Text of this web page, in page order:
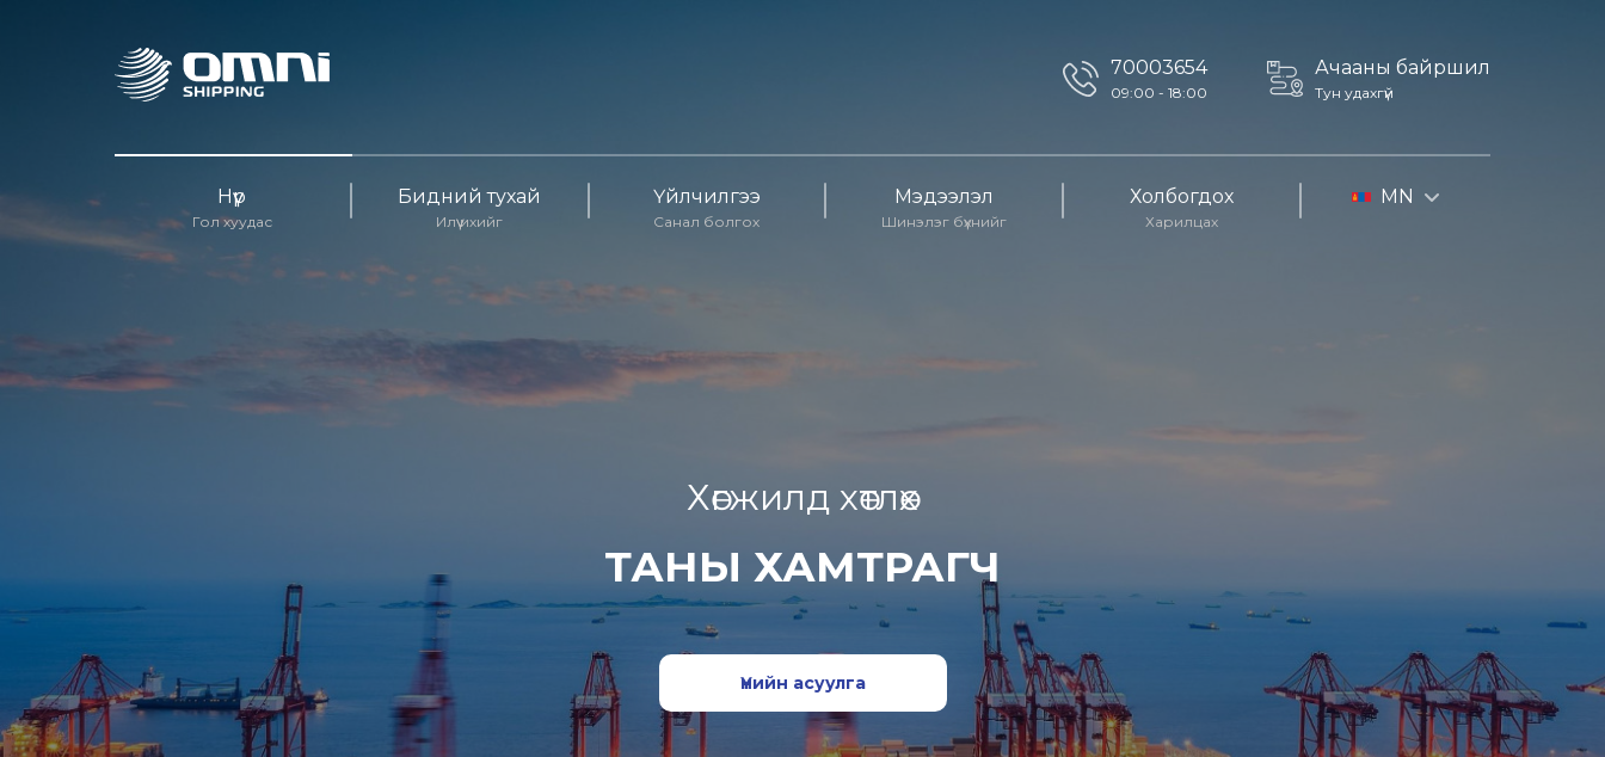
70003654
09:00 - 18:00
Ачааны байршил
Тун удахгүй
Нүүр
Гол хуудас
Бидний тухай
Илүү ихийг
Үйлчилгээ
Санал болгох
Мэдээлэл
Шинэлэг бүхнийг
Холбогдох
Харилцах
MN
Хөгжилд хөтлөх
ТАНЫ ХАМТРАГЧ
Үнийн асуулга